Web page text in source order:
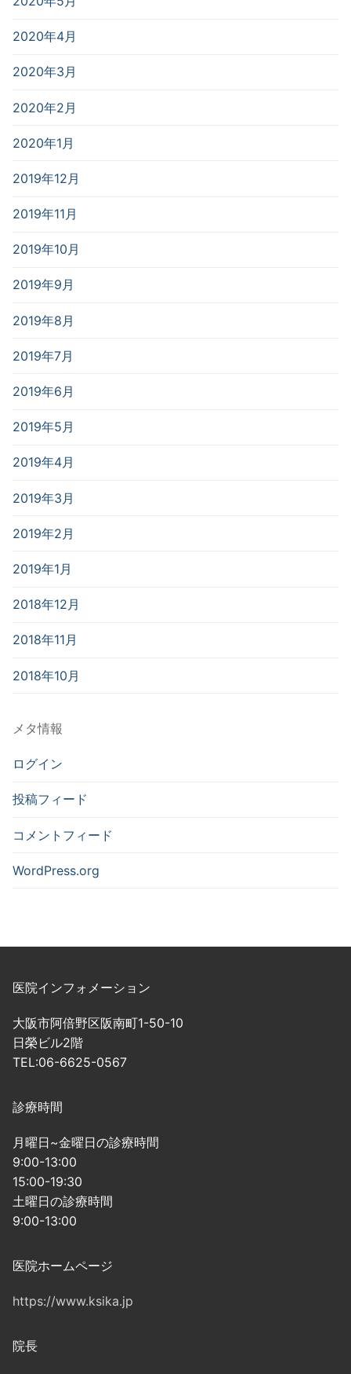
2020年4月
2020年3月
2020年2月
2020年1月
2019年12月
2019年11月
2019年10月
2019年9月
2019年8月
2019年7月
2019年6月
2019年5月
2019年4月
2019年3月
2019年2月
2019年1月
2018年12月
2018年11月
2018年10月
メタ情報
ログイン
投稿フィード
コメントフィード
WordPress.org
医院インフォメーション
大阪市阿倍野区阪南町1-50-10
日榮ビル2階
TEL:06-6625-0567
診療時間
月曜日~金曜日の診療時間
9:00-13:00
15:00-19:30
土曜日の診療時間
9:00-13:00
医院ホームページ
https://www.ksika.jp
院長